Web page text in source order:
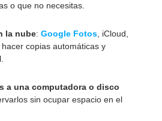
o que no necesitas.
la nube: Google Fotos, iCloud,
copias automáticas y
a una computadora o disco
sin ocupar espacio en el